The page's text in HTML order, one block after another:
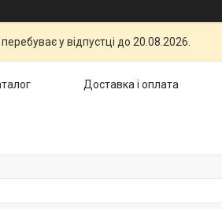
у відпустці до 20.08.2026.
Доставка і оплата